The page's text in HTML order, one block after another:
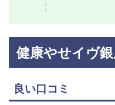
健康やせイヴ
良い口コミ